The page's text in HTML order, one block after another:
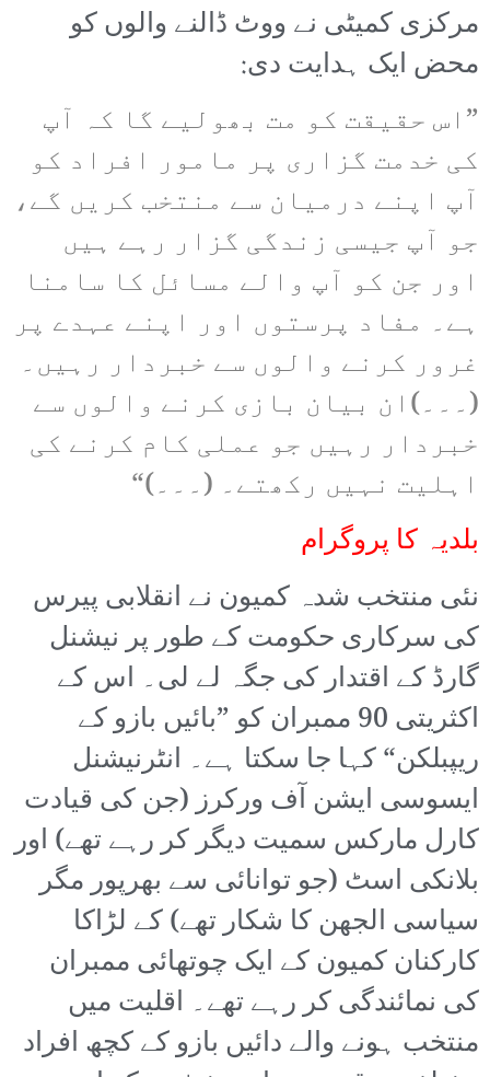
مرکزی کمیٹی نے ووٹ ڈالنے والوں کو
محض ایک ہدایت دی:
”اس حقیقت کو مت بھولیے گا کہ آپ
کی خدمت گزاری پر مامور افراد کو
آپ اپنے درمیان سے منتخب کریں گے،
جو آپ جیسی زندگی گزار رہے ہیں
اور جن کو آپ والے مسائل کا سامنا
ہے۔ مفاد پرستوں اور اپنے عہدے پر
غرور کرنے والوں سے خبردار رہیں۔
(۔۔۔)ان بیان بازی کرنے والوں سے
خبردار رہیں جو عملی کام کرنے کی
اہلیت نہیں رکھتے۔ (۔۔۔)“
بلدیہ کا پروگرام
نئی منتخب شدہ کمیون نے انقلابی پیرس
کی سرکاری حکومت کے طور پر نیشنل
گارڈ کے اقتدار کی جگہ لے لی۔ اس کے
اکثریتی 90 ممبران کو ”بائیں بازو کے
ریپبلکن“ کہا جا سکتا ہے۔ انٹرنیشنل
ایسوسی ایشن آف ورکرز (جن کی قیادت
کارل مارکس سمیت دیگر کر رہے تھے) اور
بلانکی اسٹ (جو توانائی سے بھرپور مگر
سیاسی الجھن کا شکار تھے) کے لڑاکا
کارکنان کمیون کے ایک چوتھائی ممبران
کی نمائندگی کر رہے تھے۔ اقلیت میں
منتخب ہونے والے دائیں بازو کے کچھ افراد